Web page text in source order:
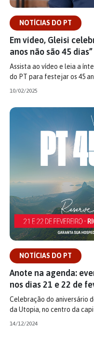
NOTÍCIAS DO PT
Em vídeo, Gleisi
anos não são 45 dias”
Assista ao vídeo e leia a
do PT para festejar os 45
10/02/2025
NOTÍCIAS DO PT
Anote na agenda:
nos dias 21 e 22 de
Celebração do aniversário
da Utopia, no centro da
14/12/2024